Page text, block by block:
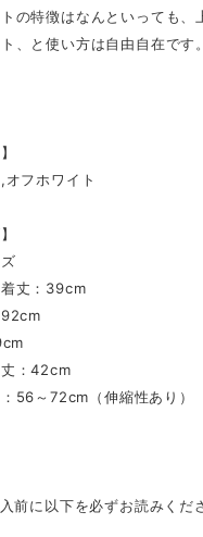
トの特徴はなんといっても
、と使い方は自由自在です。
オフホワイト
着丈：39cm
：42cm
56～72cm（伸縮性あり）
前に以下を必ずお読みくだ